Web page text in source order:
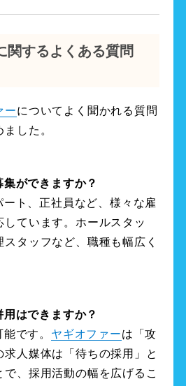
関するよくある質問
ーについてよく聞かれる質問
した。
ができますか？
ート、正社員など、様々な雇
しています。ホールスタッ
タッフなど、職種も幅広く
はできますか？
です。 ヤギオファーは「攻
人媒体は「待ちの採用」と
で、採用活動の幅を広げるこ